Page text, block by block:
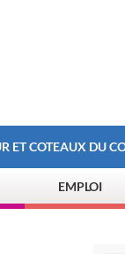
ET COTEAUX DU
EMPLOI